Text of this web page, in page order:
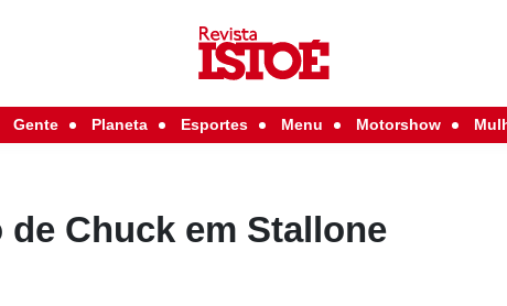
Gente Planeta Esportes Menu Motorshow
de Chuck em Stallone